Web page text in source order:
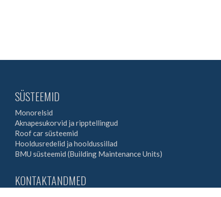
SÜSTEEMID
Monorelsid
Aknapesukorvid ja ripptellingud
Roof car süsteemid
Hooldusredelid ja hooldussillad
BMU süsteemid (Building Maintenance Units)
KONTAKTANDMED